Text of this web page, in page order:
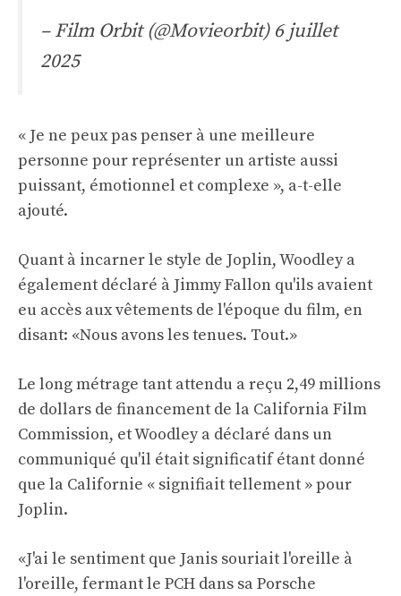
– Film Orbit (@Movieorbit) 6 juillet
2025
« Je ne peux pas penser à une meilleure
personne pour représenter un artiste aussi
puissant, émotionnel et complexe », a-t-elle
ajouté.
Quant à incarner le style de Joplin, Woodley a
également déclaré à Jimmy Fallon qu'ils avaient
eu accès aux vêtements de l'époque du film, en
disant: «Nous avons les tenues. Tout.»
Le long métrage tant attendu a reçu 2,49 millions
de dollars de financement de la California Film
Commission, et Woodley a déclaré dans un
communiqué qu'il était significatif étant donné
que la Californie « signifiait tellement » pour
Joplin.
«J'ai le sentiment que Janis souriait l'oreille à
l'oreille, fermant le PCH dans sa Porsche